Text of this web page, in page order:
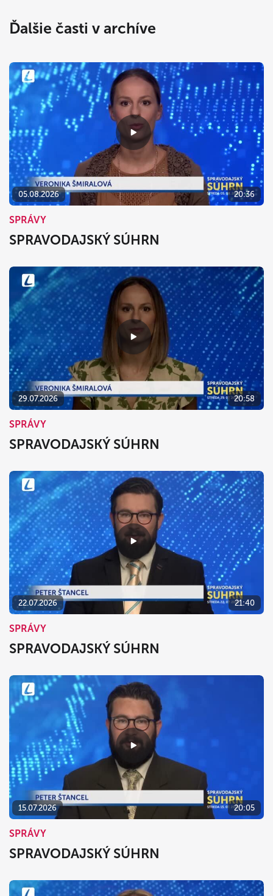
Ďalšie časti v archíve
05.08.2026 20:36
SPRÁVY
SPRAVODAJSKÝ SÚHRN
29.07.2026 20:58
SPRÁVY
SPRAVODAJSKÝ SÚHRN
22.07.2026 21:40
SPRÁVY
SPRAVODAJSKÝ SÚHRN
15.07.2026 20:05
SPRÁVY
SPRAVODAJSKÝ SÚHRN